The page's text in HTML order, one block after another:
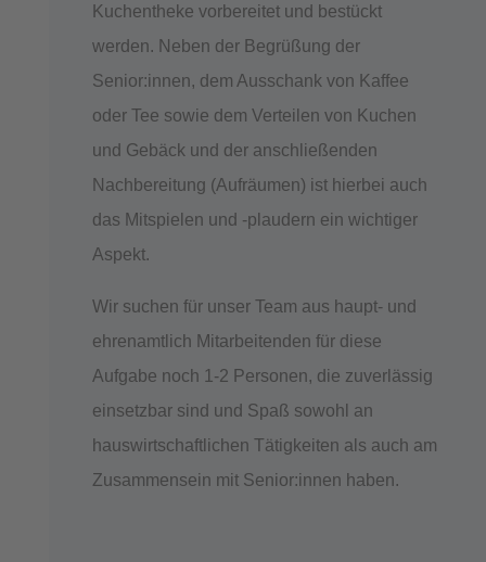
Kuchentheke vorbereitet und bestückt
werden. Neben der Begrüßung der
Senior:innen, dem Ausschank von Kaffee
oder Tee sowie dem Verteilen von Kuchen
und Gebäck und der anschließenden
Nachbereitung (Aufräumen) ist hierbei auch
das Mitspielen und -plaudern ein wichtiger
Aspekt.
Wir suchen für unser Team aus haupt- und
ehrenamtlich Mitarbeitenden für diese
Aufgabe noch 1-2 Personen, die zuverlässig
einsetzbar sind und Spaß sowohl an
hauswirtschaftlichen Tätigkeiten als auch am
Zusammensein mit Senior:innen haben.